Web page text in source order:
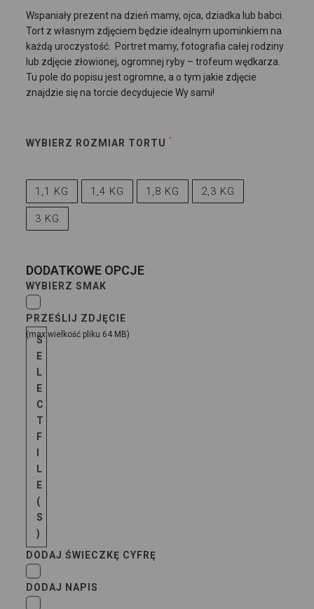
Wspaniały prezent na dzień mamy, ojca, dziadka lub babci.
Tort z własnym zdjęciem będzie idealnym upominkiem na
każdą uroczystość. Portret mamy, fotografia całej rodziny
lub zdjęcie złowionej, ogromnej ryby – trofeum wędkarza.
Tu pole do popisu jest ogromne, a o tym jakie zdjęcie
znajdzie się na torcie decydujecie Wy sami!
WYBIERZ ROZMIAR TORTU
1,1 KG 1,4 KG 1,8 KG 2,3 KG
3 KG
DODATKOWE OPCJE
WYBIERZ SMAK
PRZEŚLIJ ZDJĘCIE
S
E
L
E
C
T
F
L
E
(
S
)
(max wielkość pliku 64 MB)
DODAJ ŚWIECZKĘ CYFRĘ
DODAJ NAPIS